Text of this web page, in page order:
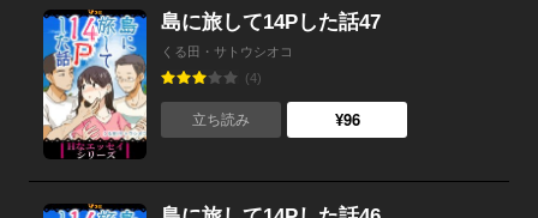
島に旅して14Pした話47
くる田・サトウシオコ
(4)
立ち読み ¥96